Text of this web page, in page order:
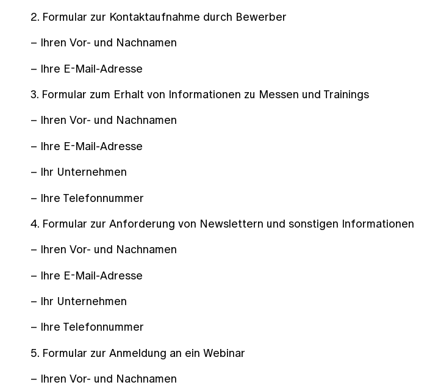
2. Formular zur Kontaktaufnahme durch Bewerber
– Ihren Vor- und Nachnamen
– Ihre E-Mail-Adresse
3. Formular zum Erhalt von Informationen zu Messen und Trainings
– Ihren Vor- und Nachnamen
– Ihre E-Mail-Adresse
– Ihr Unternehmen
– Ihre Telefonnummer
4. Formular zur Anforderung von Newslettern und sonstigen Informationen
– Ihren Vor- und Nachnamen
– Ihre E-Mail-Adresse
– Ihr Unternehmen
– Ihre Telefonnummer
5. Formular zur Anmeldung an ein Webinar
– Ihren Vor- und Nachnamen